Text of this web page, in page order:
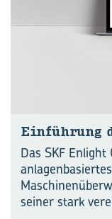
Ein­füh­rung
Das SKF
seiner stark